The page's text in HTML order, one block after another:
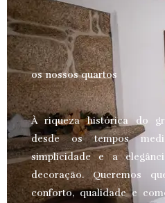
os nossos quartos
À riqueza histórica do
desde os tempos
simplicidade e a
decoração. Queremos
conforto, qualidade e